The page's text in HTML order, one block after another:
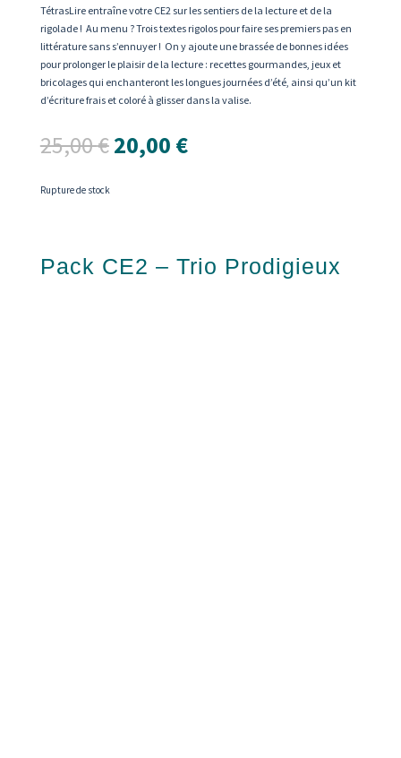
TétrasLire entraîne votre CE2 sur les sentiers de la lecture et de la
rigolade ! Au menu ? Trois textes rigolos pour faire ses premiers pas en
littérature sans s’ennuyer ! On y ajoute une brassée de bonnes idées
pour prolonger le plaisir de la lecture : recettes gourmandes, jeux et
bricolages qui enchanteront les longues journées d’été, ainsi qu’un kit
d’écriture frais et coloré à glisser dans la valise.
25,00€Le
prix
20,00 €Le
prix
Rupture de stock
Pack CE2 – Trio Prodigieux